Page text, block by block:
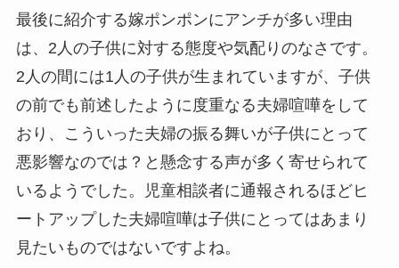
最後に紹介する嫁ポンポンにアンチが多い理由
は、2人の子供に対する態度や気配りのなさです。
2人の間には1人の子供が生まれていますが、子供
の前でも前述したように度重なる夫婦喧嘩をして
おり、こういった夫婦の振る舞いが子供にとって
悪影響なのでは？と懸念する声が多く寄せられて
いるようでした。児童相談者に通報されるほどヒ
ートアップした夫婦喧嘩は子供にとってはあまり
見たいものではないですよね。